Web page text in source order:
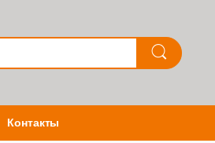
Контакты